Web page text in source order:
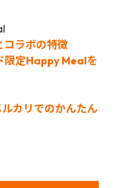
ラボの特徴
限定Happy Mealを
カリでのかんたん